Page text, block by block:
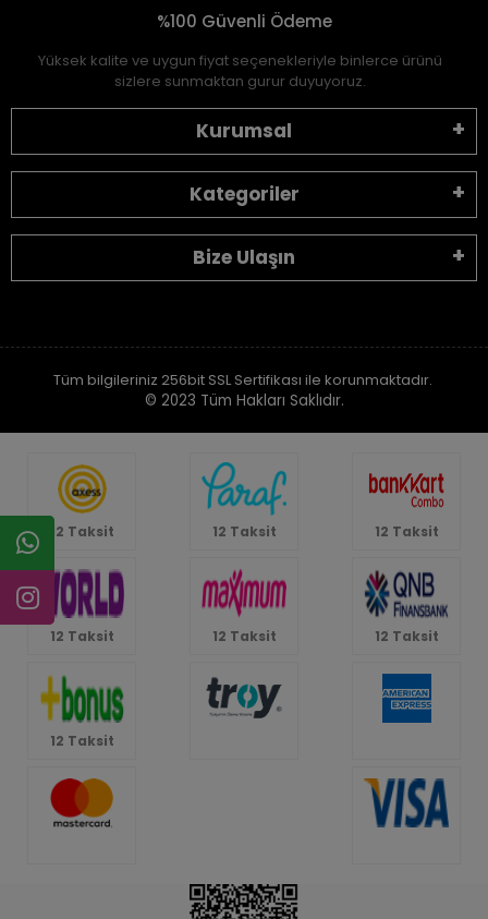
%100 Güvenli Ödeme
Yüksek kalite ve uygun fiyat seçenekleriyle binlerce ürünü
sizlere sunmaktan gurur duyuyoruz.
Kurumsal
Kategoriler
Bize Ulaşın
Tüm bilgileriniz 256bit SSL Sertifikası ile korunmaktadır.
© 2023 Tüm Hakları Saklıdır.
12 Taksit 12 Taksit 12 Taksit
12 Taksit 12 Taksit 12 Taksit
12 Taksit